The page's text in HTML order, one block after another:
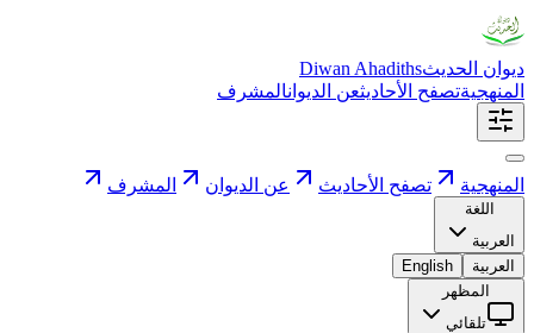
ديوان الحديثDiwan Ahadiths
المنهجيةتصفح الأحاديثعن الديوانالمشرف
المنهجية تصفح الأحاديث عن الديوان المشرف
اللغة
العربية
العربية
English
المظهر
تلقائي